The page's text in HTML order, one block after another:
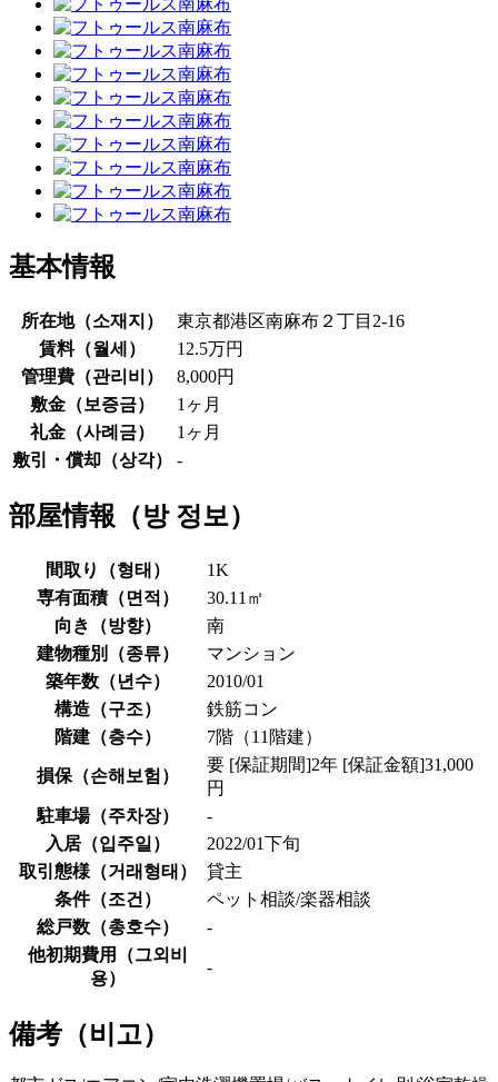
基本情報
所在地（소재지 ）
東京都港区南麻布２丁目2-16
賃料（월세 ）
12.5万円
管理費（관리비 ）
8,000円
敷金（보증금）
1ヶ月
礼金（사례금）
1ヶ月
敷引・償却（상각） -
部屋情報（방 정보）
間取り（형태 ）
1K
専有面積（면적 ）
30.11㎡
向き（방향）
南
建物種別（종류）
マンション
築年数（년수）
2010/01
構造（구조）
鉄筋コン
階建（층수） 7階（11階建）
損保（손해보험 ）
要 [保証期間]2年 [保証金額]31,000
円
駐車場（주차장）
-
入居（입주일 ）
2022/01下旬
取引態様（거래형태 ）
貸主
条件（조건 ）
ペット相談/楽器相談
総戸数（총호수）
-
他初期費用（그외비
용）
-
備考（비고）